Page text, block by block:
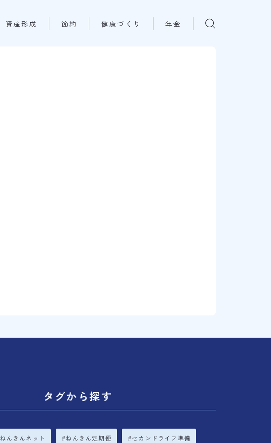
資産形成 節約 健康づくり 年金
タグから探す
ねんきんネット ねんきん定期便 セカンドライフ準備